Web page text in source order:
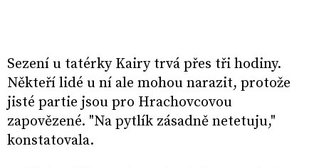
Sezení u tatérky Kairy trvá přes tři hodiny.
Někteří lidé u ní ale mohou narazit, protože
jisté partie jsou pro Hrachovcovou
zapovězené. "Na pytlík zásadně netetuju,"
konstatovala.